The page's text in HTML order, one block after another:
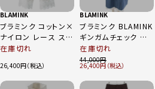
BLAMINK
ブラミンク コットン×
ナイロン レース スト
レート パンツ ボトム
ホワイト 36
在庫切れ
26,400
BLAMINK
ブラミンク BLAMINK
ギンガムチェック ベ
ルト付き コットン ジ
レコート ブルー×グ
リーン 38
在庫切れ
44,000
26,400